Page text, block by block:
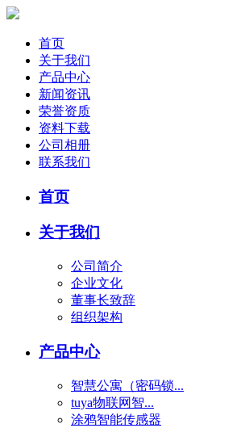
首页
关于我们
产品中心
新闻资讯
荣誉资质
资料下载
公司相册
联系我们
首页
关于我们
公司简介
企业文化
董事长致辞
组织架构
产品中心
智慧公寓（密码锁...
tuya物联网智...
涂鸦智能传感器